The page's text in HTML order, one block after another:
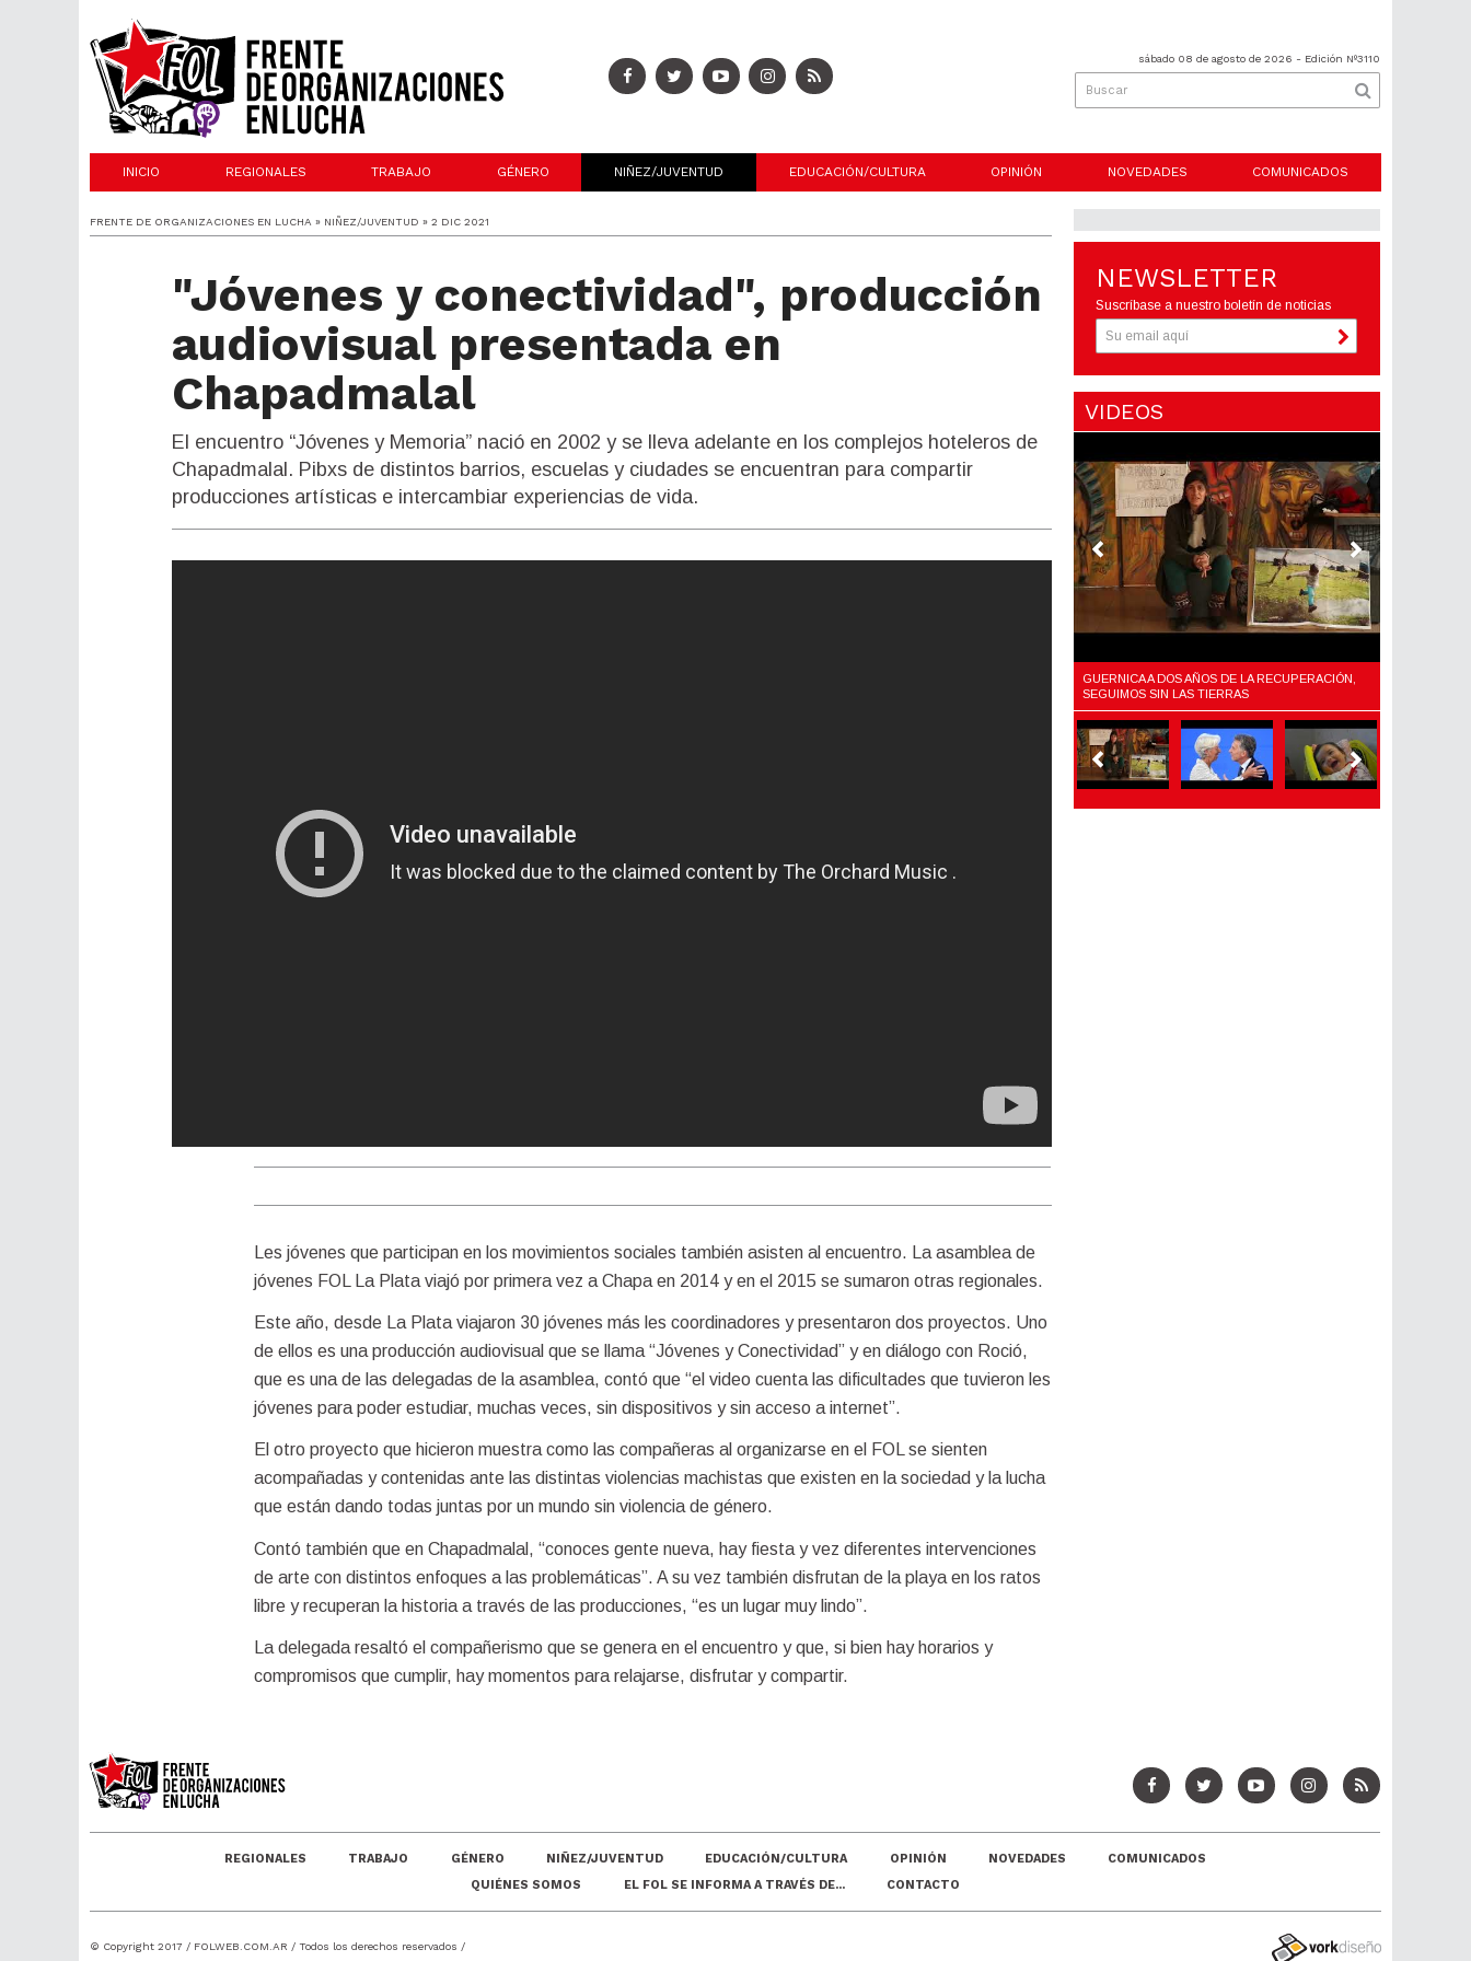
sábado 08 de agosto de 2026 - Edición Nº3110
INICIO REGIONALES TRABAJO GÉNERO NIÑEZ/JUVENTUD EDUCACIÓN/CULTURA OPINIÓN NOVEDADES COMUNICADOS
FRENTE DE ORGANIZACIONES EN LUCHA » NIÑEZ/JUVENTUD » 2 DIC 2021
"Jóvenes y conectividad", producción
audiovisual presentada en
Chapadmalal
El encuentro “Jóvenes y Memoria” nació en 2002 y se lleva adelante en los complejos hoteleros de
Chapadmalal. Pibxs de distintos barrios, escuelas y ciudades se encuentran para compartir
producciones artísticas e intercambiar experiencias de vida.
Les jóvenes que participan en los movimientos sociales también asisten al encuentro. La asamblea de
jóvenes FOL La Plata viajó por primera vez a Chapa en 2014 y en el 2015 se sumaron otras regionales.
Este año, desde La Plata viajaron 30 jóvenes más les coordinadores y presentaron dos proyectos. Uno
de ellos es una producción audiovisual que se llama “Jóvenes y Conectividad” y en diálogo con Roció,
que es una de las delegadas de la asamblea, contó que “el video cuenta las dificultades que tuvieron les
jóvenes para poder estudiar, muchas veces, sin dispositivos y sin acceso a internet”.
El otro proyecto que hicieron muestra como las compañeras al organizarse en el FOL se sienten
acompañadas y contenidas ante las distintas violencias machistas que existen en la sociedad y la lucha
que están dando todas juntas por un mundo sin violencia de género.
Contó también que en Chapadmalal, “conoces gente nueva, hay fiesta y vez diferentes intervenciones
de arte con distintos enfoques a las problemáticas”. A su vez también disfrutan de la playa en los ratos
libre y recuperan la historia a través de las producciones, “es un lugar muy lindo”.
La delegada resaltó el compañerismo que se genera en el encuentro y que, si bien hay horarios y
compromisos que cumplir, hay momentos para relajarse, disfrutar y compartir.
NEWSLETTER
Suscríbase a nuestro boletín de noticias
VIDEOS
GUERNICA A DOS AÑOS DE LA RECUPERACIÓN,
SEGUIMOS SIN LAS TIERRAS
REGIONALES TRABAJO GÉNERO NIÑEZ/JUVENTUD EDUCACIÓN/CULTURA OPINIÓN NOVEDADES
COMUNICADOS
QUIÉNES SOMOS
EL FOL SE INFORMA A TRAVÉS DE... CONTACTO
© Copyright 2017 / FOLWEB.COM.AR / Todos los derechos reservados /